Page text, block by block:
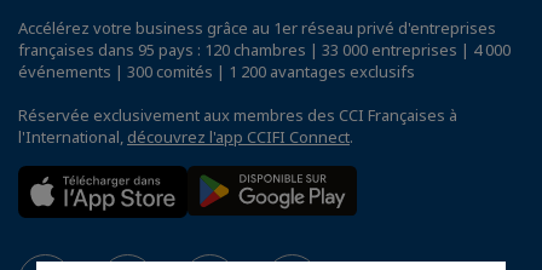
Accélérez votre business grâce au 1er réseau privé d'entreprises
françaises dans 95 pays : 120 chambres | 33 000 entreprises | 4 000
événements | 300 comités | 1 200 avantages exclusifs
Réservée exclusivement aux membres des CCI Françaises à
l'International, découvrez l'app CCIFI Connect.